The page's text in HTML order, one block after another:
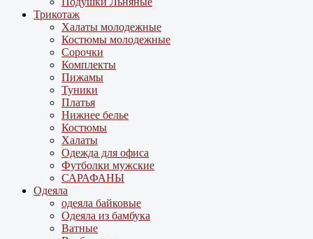
Трикотаж
Халаты молодежные
Костюмы молодежные
Сорочки
Комплекты
Пижамы
Туники
Платья
Нижнее белье
Костюмы
Халаты
Одежда для офиса
Футболки мужские
САРАФАНЫ
Одеяла
одеяла байковые
Одеяла из бамбука
Ватные